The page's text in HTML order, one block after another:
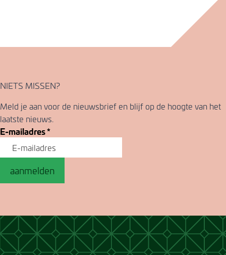
NIETS MISSEN?
Meld je aan voor de nieuwsbrief en blijf op de hoogte van het
laatste nieuws.
E-mailadres*
aanmelden